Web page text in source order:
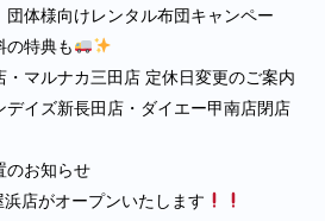
団体様向けレンタル布団キャンペー
の特典も
・マルナカ三田店 定休日変更のご案内
デイズ新長田店・ダイエー甲南店閉店
のお知らせ
浜店がオープンいたします